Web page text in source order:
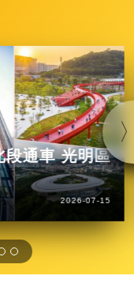
段通車 光明區
2026-07-15